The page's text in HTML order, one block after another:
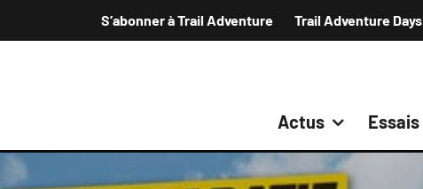
S’abonner à Trail Adventure Trail Adventure Days
Actus Essais